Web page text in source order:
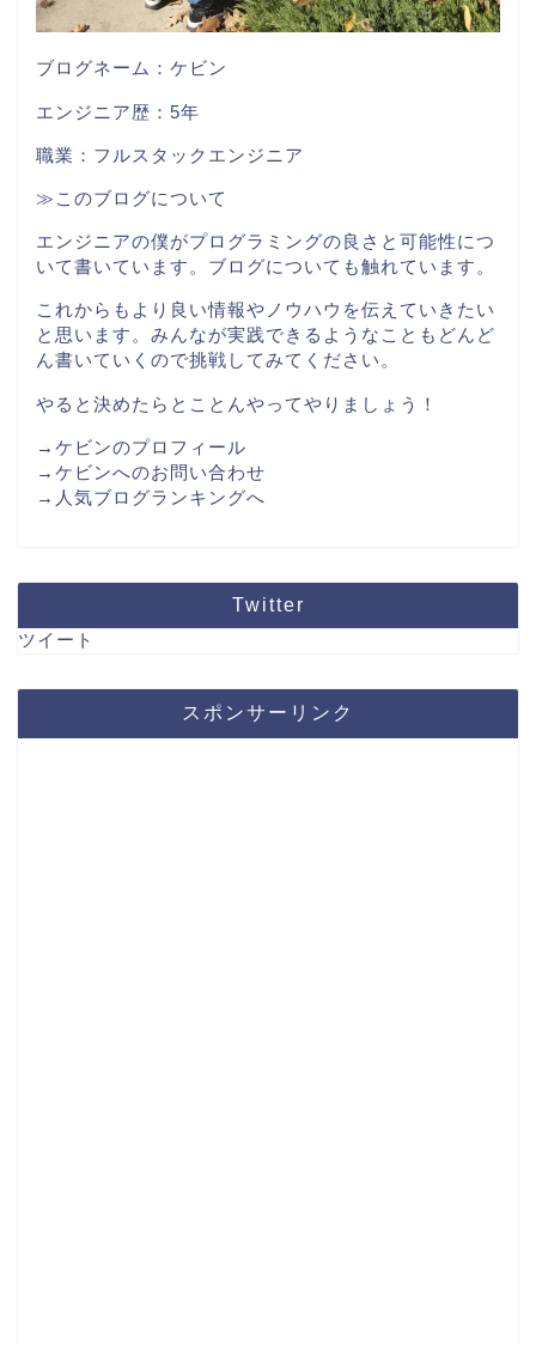
ブログネーム：ケビン
エンジニア歴：5年
職業：フルスタックエンジニア
≫このブログについて
エンジニアの僕がプログラミングの良さと可能性につ
いて書いています。ブログについても触れています。
これからもより良い情報やノウハウを伝えていきたい
と思います。みんなが実践できるようなこともどんど
ん書いていくので挑戦してみてください。
やると決めたらとことんやってやりましょう！
→ケビンのプロフィール
→ケビンへのお問い合わせ
→人気ブログランキングへ
Twitter
ツイート
スポンサーリンク